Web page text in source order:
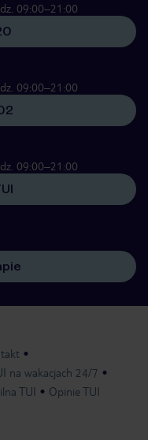
09:00–21:00
09:00–21:00
09:00–21:00
na wakacjach 24/7
TUI Opinie TUI